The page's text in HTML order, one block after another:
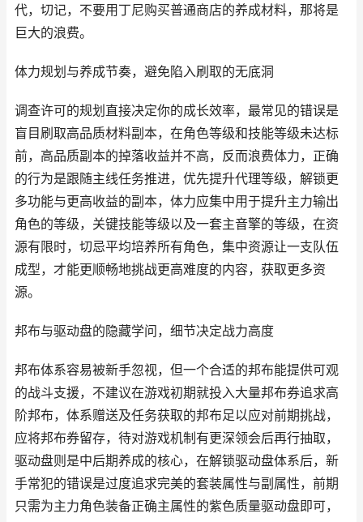
代，切记，不要用丁尼购买普通商店的养成材料，那将是
巨大的浪费。
体力规划与养成节奏，避免陷入刷取的无底洞
调查许可的规划直接决定你的成长效率，最常见的错误是
盲目刷取高品质材料副本，在角色等级和技能等级未达标
前，高品质副本的掉落收益并不高，反而浪费体力，正确
的行为是跟随主线任务推进，优先提升代理等级，解锁更
多功能与更高收益的副本，体力应集中用于提升主力输出
角色的等级，关键技能等级以及一套主音擎的等级，在资
源有限时，切忌平均培养所有角色，集中资源让一支队伍
成型，才能更顺畅地挑战更高难度的内容，获取更多资
源。
邦布与驱动盘的隐藏学问，细节决定战力高度
邦布体系容易被新手忽视，但一个合适的邦布能提供可观
的战斗支援，不建议在游戏初期就投入大量邦布券追求高
阶邦布，体系赠送及任务获取的邦布足以应对前期挑战，
应将邦布券留存，待对游戏机制有更深领会后再行抽取，
驱动盘则是中后期养成的核心，在解锁驱动盘体系后，新
手常犯的错误是过度追求完美的套装属性与副属性，前期
只需为主力角色装备正确主属性的紫色质量驱动盘即可，